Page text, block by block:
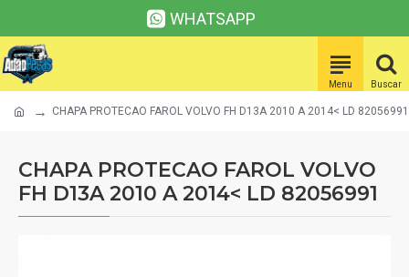
WHATSAPP
CHAPA PROTECAO FAROL VOLVO FH D13A 2010 A 2014< LD 82056991
CHAPA PROTECAO FAROL VOLVO
FH D13A 2010 A 2014< LD 82056991